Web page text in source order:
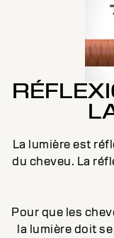
La lumière est
du cheveu. La
Pour que les
la lumière doit